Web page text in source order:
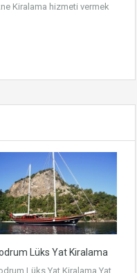
Kiralama hizmeti vermek
Lüks Yat Kiralama
Lüks Yat Kiralama Yat